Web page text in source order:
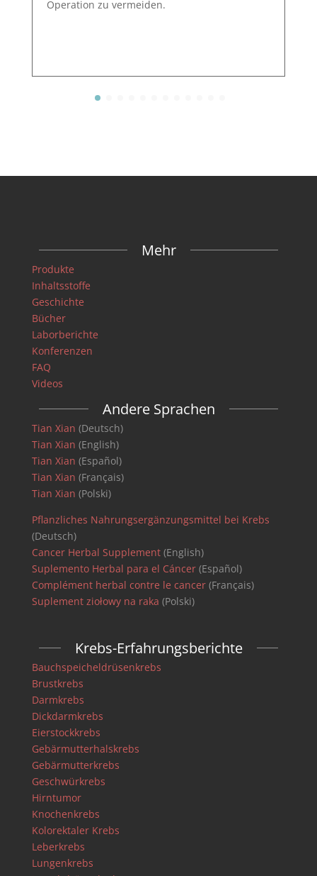
Operation zu vermeiden.
Mehr
Produkte
Inhaltsstoffe
Geschichte
Bücher
Laborberichte
Konferenzen
FAQ
Videos
Andere Sprachen
Tian Xian (Deutsch)
Tian Xian (English)
Tian Xian (Español)
Tian Xian (Français)
Tian Xian (Polski)
Pflanzliches Nahrungsergänzungsmittel bei Krebs
(Deutsch)
Cancer Herbal Supplement(English)
Suplemento Herbal para el Cáncer(Español)
Complément herbal contre le cancer(Français)
Suplement ziołowy na raka (Polski)
Krebs-Erfahrungsberichte
Bauchspeicheldrüsenkrebs
Brustkrebs
Darmkrebs
Dickdarmkrebs
Eierstockkrebs
Gebärmutterhalskrebs
Gebärmutterkrebs
Geschwürkrebs
Hirntumor
Knochenkrebs
Kolorektaler Krebs
Leberkrebs
Lungenkrebs